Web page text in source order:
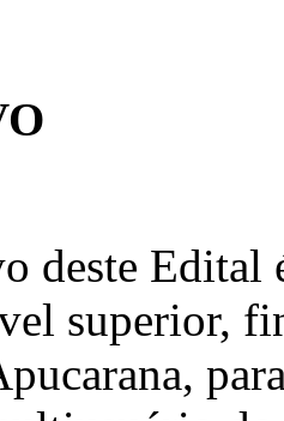
deste Edital
superior,